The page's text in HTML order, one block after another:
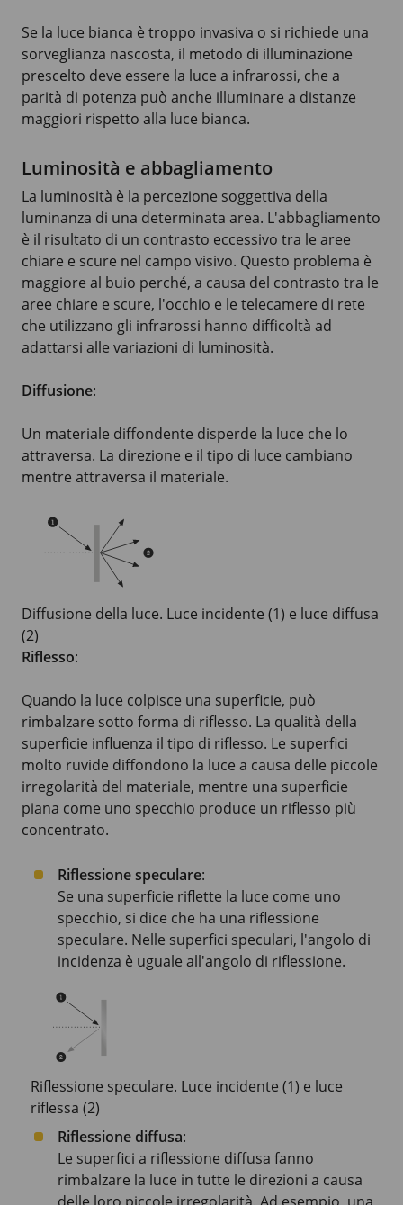
Se la luce bianca è troppo invasiva o si richiede una
sorveglianza nascosta, il metodo di illuminazione
prescelto deve essere la luce a infrarossi, che a
parità di potenza può anche illuminare a distanze
maggiori rispetto alla luce bianca.
Luminosità e abbagliamento
La luminosità è la percezione soggettiva della
luminanza di una determinata area. L'abbagliamento
è il risultato di un contrasto eccessivo tra le aree
chiare e scure nel campo visivo. Questo problema è
maggiore al buio perché, a causa del contrasto tra le
aree chiare e scure, l'occhio e le telecamere di rete
che utilizzano gli infrarossi hanno difficoltà ad
adattarsi alle variazioni di luminosità.
Diffusione:
Un materiale diffondente disperde la luce che lo
attraversa. La direzione e il tipo di luce cambiano
mentre attraversa il materiale.
Diffusione della luce. Luce incidente (1) e luce diffusa
(2)
Riflesso:
Quando la luce colpisce una superficie, può
rimbalzare sotto forma di riflesso. La qualità della
superficie influenza il tipo di riflesso. Le superfici
molto ruvide diffondono la luce a causa delle piccole
irregolarità del materiale, mentre una superficie
piana come uno specchio produce un riflesso più
concentrato.
Riflessione speculare:
Se una superficie riflette la luce come uno
specchio, si dice che ha una riflessione
speculare. Nelle superfici speculari, l'angolo di
incidenza è uguale all'angolo di riflessione.
Riflessione speculare. Luce incidente (1) e luce
riflessa (2)
Riflessione diffusa:
Le superfici a riflessione diffusa fanno
rimbalzare la luce in tutte le direzioni a causa